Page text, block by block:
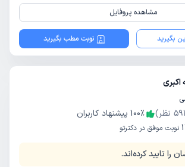
مشاهده پروفایل
بگیرید نوبت مطب بگیرید
591 نظر) 100٪
پیشنهاد کاربران
نوبت موفق در دکترتو
را تایید کرده‌اند.